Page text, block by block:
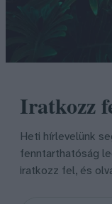
Iratkozz
Heti hírlevelünk
fenntarthatóság
iratkozz fel, és